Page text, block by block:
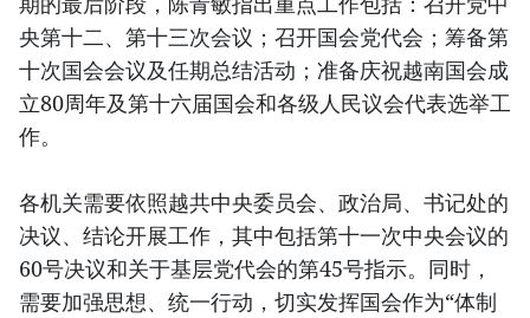
央第十二、第十三次会议；召开国会党代会；筹备第
十次国会会议及任期总结活动；准备庆祝越南国会成
立80周年及第十六届国会和各级人民议会代表选举工
作。
各机关需要依照越共中央委员会、政治局、书记处的
决议、结论开展工作，其中包括第十一次中央会议的
60号决议和关于基层党代会的第45号指示。同时，
需要加强思想、统一行动，切实发挥国会作为“体制